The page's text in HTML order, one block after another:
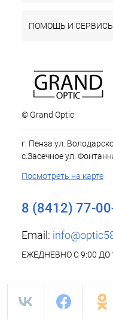
ПОМОЩЬ И
© Grand Optic
г. Пенза ул.
с.Засечное ул.
Посмотреть на карте
8 (8412) 77-
Email:
ЕЖЕДНЕВНО С 9:00 ДО